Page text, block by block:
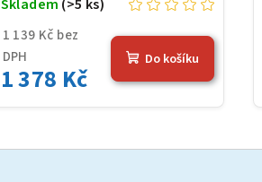
1 139 Kč bez
DPH
1 378 Kč
Skladem (>5 ks)
Do košíku